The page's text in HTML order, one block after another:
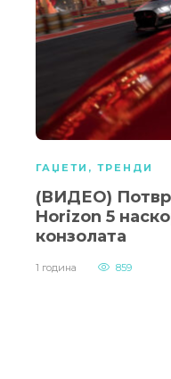
ГАЏЕТИ , ТРЕНДИ
(ВИДЕО)
Horizon 5
конзолата
1 година 859